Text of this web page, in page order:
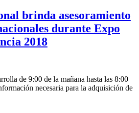
brinda asesoramiento
durante Expo
2018
de 9:00 de la mañana hasta las 8:00
necesaria para la adquisición de